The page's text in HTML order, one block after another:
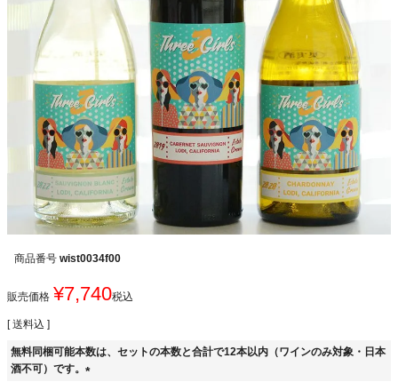
商品番号 wist0034f00
販売価格 ¥7,740税込
送料込
無料同梱可能本数は、セットの本数と合計で12本以内（ワインのみ対象・日本
酒不可）です。